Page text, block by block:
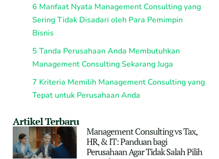
6 Manfaat Nyata Management Consulting yang
Sering Tidak Disadari oleh Para Pemimpin
Bisnis
5 Tanda Perusahaan Anda Membutuhkan
Management Consulting Sekarang Juga
7 Kriteria Memilih Management Consulting yang
Tepat untuk Perusahaan Anda
Artikel Terbaru
Management Consulting vs Tax,
HR, & IT: Panduan bagi
Perusahaan Agar Tidak Salah Pilih